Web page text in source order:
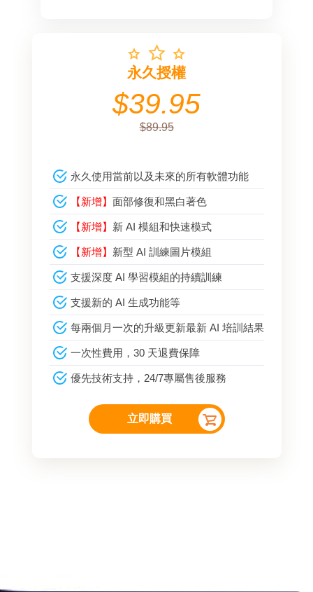
永久授權
$39.95
$89.95
永久使用當前以及未來的所有軟體功能
【新增】 面部修復和黑白著色
【新增】 新 AI 模組和快速模式
【新增】 新型 AI 訓練圖片模組
支援深度 AI 學習模組的持續訓練
支援新的 AI 生成功能等
每兩個月一次的升級更新最新 AI 培訓結果
一次性費用，30 天退費保障
優先技術支持，24/7專屬售後服務
立即購買